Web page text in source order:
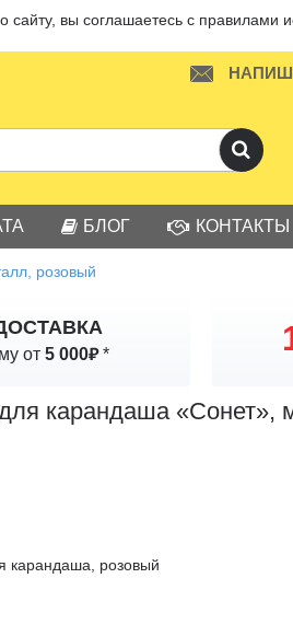
вы соглашаетесь с правилами
БЛОГ КОНТАКТЫ
розовый
от5 000₽*
карандаша «Сонет»,
карандаша, розовый